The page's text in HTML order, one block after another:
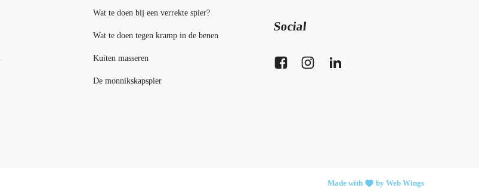
Wat te doen bij een verrekte spier?
Wat te doen tegen kramp in de benen
Kuiten masseren
De monnikskapspier
Social
Made with by Web Wings